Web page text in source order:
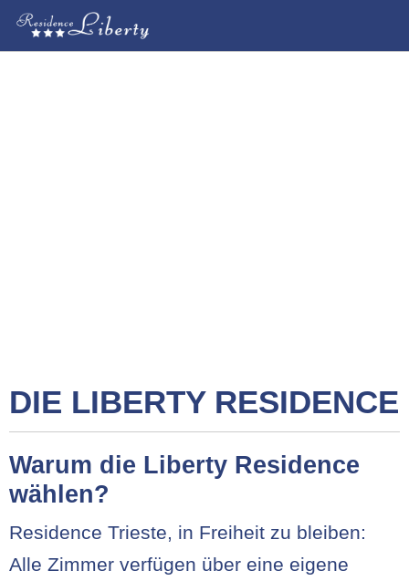
DIE LIBERTY RESIDENCE
Warum die Liberty Residence
wählen?
Residence Trieste, in Freiheit zu bleiben:
Alle Zimmer verfügen über eine eigene